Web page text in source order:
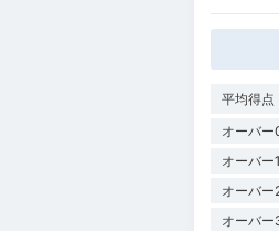
平均得点
オーバー
オーバー
オーバー
オーバー